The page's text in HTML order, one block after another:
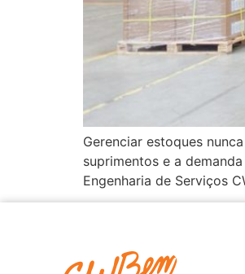
Gerenciar estoques
suprimentos e a
Engenharia de Serviços